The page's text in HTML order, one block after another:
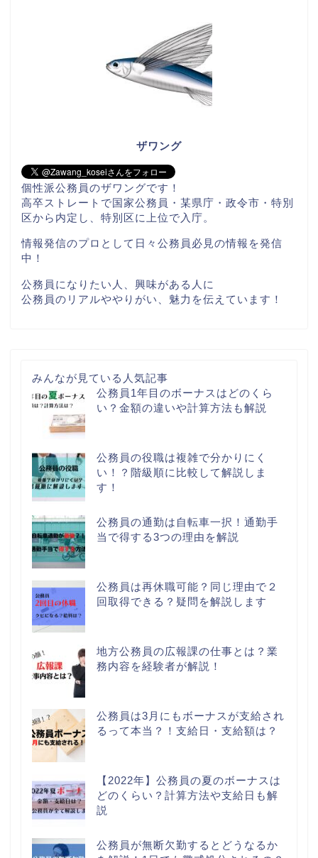
ザワング
個性派公務員のザワングです！
高卒ストレートで国家公務員・某県庁・政令市・特別
区から内定し、特別区に上位で入庁。
情報発信のプロとして日々公務員必見の情報を発信
中！
公務員になりたい人、興味がある人に
公務員のリアルややりがい、魅力を伝えています！
みんなが見ている人気記事
公務員1年目のボーナスはどのくら
い？金額の違いや計算方法も解説
公務員の役職は複雑で分かりにく
い！？階級順に比較して解説しま
す！
公務員の通勤は自転車一択！通勤手
当で得する3つの理由を解説
公務員は再休職可能？同じ理由で２
回取得できる？疑問を解説します
地方公務員の広報課の仕事とは？業
務内容を経験者が解説！
公務員は3月にもボーナスが支給され
るって本当？！支給日・支給額は？
【2022年】公務員の夏のボーナスは
どのくらい？計算方法や支給日も解
説
公務員が無断欠勤するとどうなるか